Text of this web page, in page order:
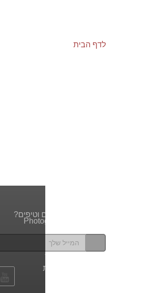
מדריכי וידאו
פיקשר בפייסבוק
הדפסה על קנבס
הדפסה על זכוכית
לדף הבית
רוצים לקבל עדכונים וטיפים?